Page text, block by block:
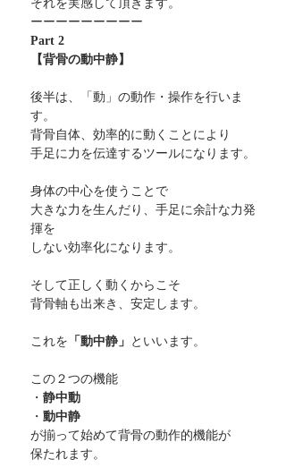
それを実感して頂きます。
ーーーーーーーーー
Part 2
【背骨の動中静】
後半は、「動」の動作・操作を行いま
す。
背骨自体、効率的に動くことにより
手足に力を伝達するツールになります。
身体の中心を使うことで
大きな力を生んだり、手足に余計な力発
揮を
しない効率化になります。
そして正しく動くからこそ
背骨軸も出来き、安定します。
これを 「動中静」 といいます。
この２つの機能
・ 静中動
・ 動中静
が揃って始めて背骨の動作的機能が
保たれます。